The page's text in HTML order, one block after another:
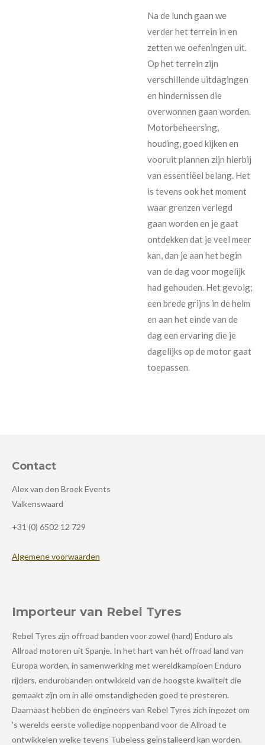
Na de lunch gaan we
verder het terrein in en
zetten we oefeningen uit.
Op het terrein zijn
verschillende uitdagingen
en hindernissen die
overwonnen gaan worden.
Motorbeheersing,
houding, goed kijken en
vooruit plannen zijn hierbij
van essentiëel belang. Het
is tevens ook het moment
waar grenzen verlegd
gaan worden en je gaat
ontdekken dat je veel meer
kan, dan je aan het begin
van de dag voor mogelijk
had gehouden. Het gevolg;
een brede grijns in de helm
en aan het einde van de
dag een ervaring die je
dagelijks op de motor gaat
toepassen.
Contact
Alex van den Broek Events
Valkenswaard
+31 (0) 6502 12 729
Algemene voorwaarden
Importeur van Rebel Tyres
Rebel Tyres zijn offroad banden voor zowel (hard) Enduro als
Allroad motoren uit Spanje. In het hart van hét offroad land van
Europa worden, in samenwerking met wereldkampioen Enduro
rijders, endurobanden ontwikkeld van de hoogste kwaliteit die
gemaakt zijn om in alle omstandigheden goed te presteren.
Daarnaast hebben de engineers van Rebel Tyres zich ingezet om
's werelds eerste volledige noppenband voor de Allroad te
ontwikkelen welke tevens Tubeless geïnstalleerd kan worden.